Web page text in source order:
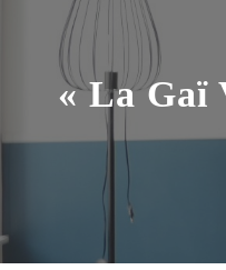
« La Gaï